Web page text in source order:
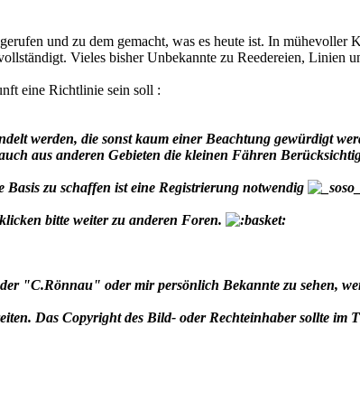
und zu dem gemacht, was es heute ist. In
Vieles bisher Unbekannte zu Reedereien,
eine Richtlinie sein soll :
werden, die sonst kaum einer Beachtung gewürdigt
aus anderen Gebieten die kleinen Fähren
zu schaffen ist eine Registrierung notwendig
bitte weiter zu anderen Foren.
"C.Rönnau" oder mir persönlich Bekannte zu sehen,
Das Copyright des Bild- oder Rechteinhaber sollte im